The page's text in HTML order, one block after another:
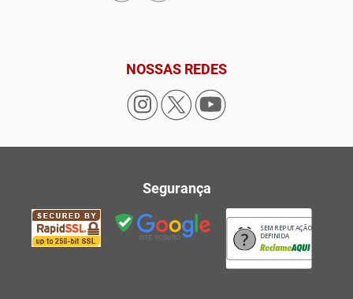
NOSSAS REDES
Segurança
SEM REPUTAÇÃO
DEFINIDA